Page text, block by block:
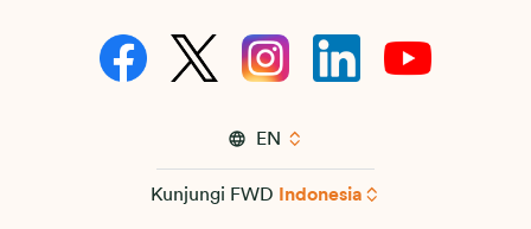
EN
Kunjungi FWD Indonesia